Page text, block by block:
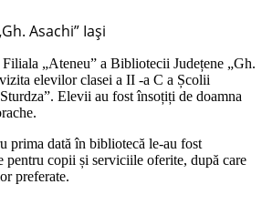
Asachi” Iaşi
„Ateneu” a Bibliotecii Județene „Gh.
elevilor clasei a II -a C a Școlii
Elevii au fost însoțiți de doamna
prima dată în bibliotecă le-au fost
pentru copii și serviciile oferite, după care
preferate.